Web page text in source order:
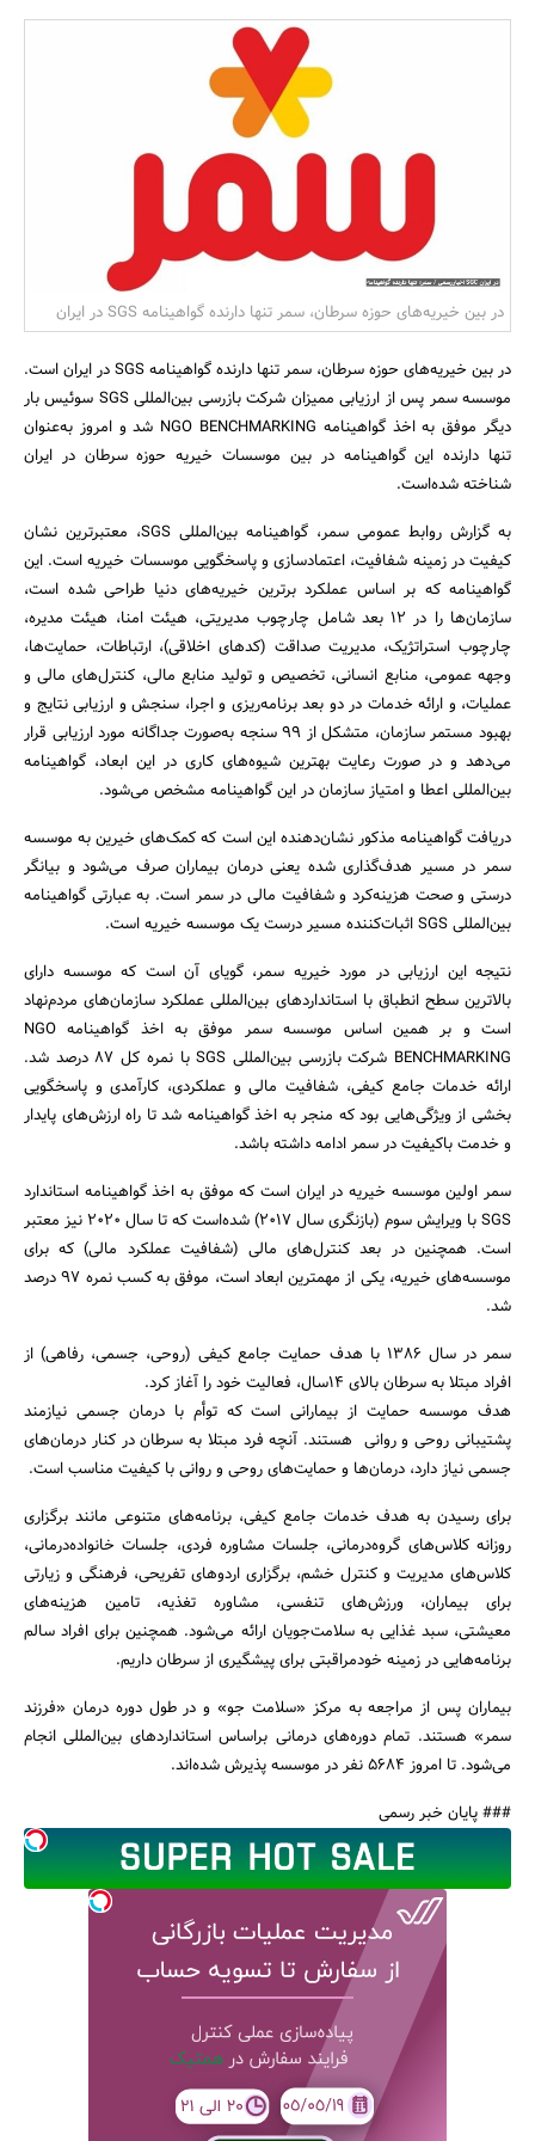
جستجو
در بین خیریه‌های حوزه سرطان، سمر تنها دارنده گواهینامه SGS در ایران
در بین خیریه‌های حوزه سرطان، سمر تنها دارنده گواهینامه SGS در ایران است.
موسسه سمر پس از ارزیابی ممیزان شرکت بازرسی بین‌المللی SGS سوئیس بار
دیگر موفق به اخذ گواهینامه NGO BENCHMARKING شد و امروز به‌عنوان
تنها دارنده این گواهینامه در بین موسسات خیریه حوزه سرطان در ایران
شناخته شده‌است.
به گزارش روابط عمومی سمر، گواهینامه بین‌المللی SGS، معتبر‌ترین نشان
کیفیت در زمینه شفافیت، اعتمادسازی و پاسخگویی موسسات خیریه است. این
گواهینامه که بر اساس عملکرد برترین خیریه‌های دنیا طراحی شده است،
سازمان‌ها را در 12 بعد شامل چارچوب مدیریتی، هیئت امنا، هیئت مدیره،
چارچوب استراتژیک، مدیریت صداقت (کدهای اخلاقی)، ارتباطات، حمایت‌ها،
وجهه عمومی، منابع انسانی، تخصیص و تولید منابع مالی، کنترل‌های مالی و
عملیات، و ارائه خدمات در دو بعد برنامه‌ریزی و اجرا، سنجش و ارزیابی نتایج و
بهبود مستمر سازمان، متشکل از 99 سنجه به‌صورت جداگانه مورد ارزیابی قرار
می‌دهد و در صورت رعایت بهترین شیوه‌های کاری در این ابعاد، گواهینامه
بین‌المللی اعطا و امتیاز سازمان در این گواهینامه مشخص می‌شود.
دریافت گواهینامه مذکور نشان‌دهنده این است که کمک‌های خیرین به موسسه
سمر در مسیر هدف‌گذاری شده یعنی درمان بیماران صرف می‌شود و بیانگر
درستی و صحت هزینه‌کرد و شفافیت مالی در سمر است. به عبارتی گواهینامه
بین‌المللی SGS اثبات‌کننده مسیر درست یک موسسه خیریه است.
نتیجه این ارزیابی‌ در مورد خیریه سمر، گویای آن است که موسسه دارای
بالاترین سطح انطباق با استانداردهای بین‌المللی عملکرد سازمان‌های مردم‌نهاد
است و بر همین اساس موسسه سمر موفق به اخذ گواهینامه NGO
BENCHMARKING شرکت بازرسی بین‌المللی SGS با نمره کل 87 درصد شد.
ارائه خدمات جامع کیفی، شفافیت مالی و عملکردی، کارآمدی و پاسخگویی
بخشی از ویژگی‌هایی بود که منجر به اخذ گواهینامه شد تا راه ارزش‌های پایدار
و خدمت باکیفیت در سمر ادامه داشته باشد.
سمر اولین موسسه خیریه در ایران است که موفق به اخذ گواهینامه استاندارد
SGS با ویرایش سوم (بازنگری سال 2017) شده‌است که تا سال 2020 نیز معتبر
است. همچنین در بعد کنترل‌های مالی (شفافیت عملکرد مالی) که برای
موسسه‌های خیریه، یکی از مهمترین ابعاد است، موفق به کسب نمره 97 درصد
شد.
سمر در سال 1386 با هدف حمایت جامع کیفی (روحی، جسمی، رفاهی) از
افراد مبتلا به سرطان بالای 14سال، فعالیت خود را آغاز کرد.
هدف موسسه حمایت از بیمارانی است که توأم با درمان جسمی نیازمند
پشتیبانی روحی و روانی هستند. آنچه فرد مبتلا به سرطان در کنار درمان‌های
جسمی نیاز دارد، درمان‌ها و حمایت‌های روحی و روانی با کیفیت مناسب است.
برای رسیدن به هدف خدمات جامع کیفی، برنامه‌های متنوعی مانند برگزاری
روزانه کلاس‌های گروه‌درمانی، جلسات مشاوره فردی، جلسات خانواده‌درمانی،
کلاس‌های مدیریت و کنترل خشم، برگزاری اردوهای تفریحی، فرهنگی و زیارتی
برای بیماران، ورزش‌های تنفسی، مشاوره تغذیه، تامین هزینه‌های
معیشتی، سبد غذایی به سلامت‌جویان ارائه می‌شود. همچنین برای افراد سالم
برنامه‌هایی در زمینه خودمراقبتی برای پیشگیری از سرطان داریم.
بیماران پس از مراجعه به مرکز «سلامت جو» و در طول دوره درمان «فرزند
سمر» هستند. تمام دوره‌های درمانی براساس استانداردهای بین‌المللی انجام
می‌شود. تا امروز 5684 نفر در موسسه پذیرش شده‌اند.
### پایان خبر رسمی